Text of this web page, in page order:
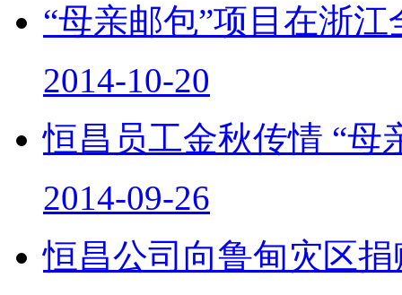
“母亲邮包”项目在浙江
2014-10-20
恒昌员工金秋传情 “母
2014-09-26
恒昌公司向鲁甸灾区